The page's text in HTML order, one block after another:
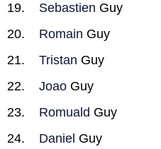
Sebastien Guy
Romain Guy
Tristan Guy
Joao Guy
Romuald Guy
Daniel Guy